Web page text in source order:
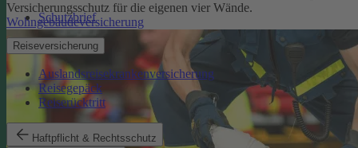
Schutzbrief
Reiseversicherung
Auslandsreisekrankenversicherung
Reisegepäck
Reiserücktritt
Haftpflicht & Rechtsschutz
Versicherungsschutz für die eigenen vier Wände.
Wohngebäudeversicherung